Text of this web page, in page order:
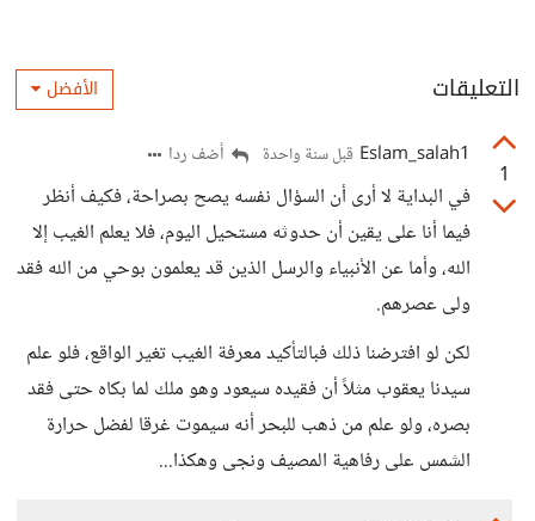
التعليقات الأفضل
1
Eslam_salah1 قبل سنة واحدة أضف ردا
في البداية لا أرى أن السؤال نفسه يصح بصراحة، فكيف أنظر
فيما أنا على يقين أن حدوثه مستحيل اليوم، فلا يعلم الغيب إلا
الله، وأما عن الأنبياء والرسل الذين قد يعلمون بوحي من الله فقد
ولى عصرهم.
لكن لو افترضنا ذلك فبالتأكيد معرفة الغيب تغير الواقع، فلو علم
سيدنا يعقوب مثلاً أن فقيده سيعود وهو ملك لما بكاه حتى فقد
بصره، ولو علم من ذهب للبحر أنه سيموت غرقا لفضل حرارة
الشمس على رفاهية المصيف ونجى وهكذا...